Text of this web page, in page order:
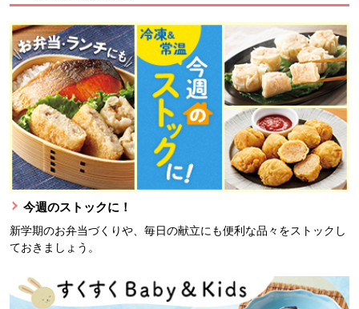
今週のストックに！
新学期のお弁当づくりや、毎日の献立にも便利な品々をストックし
ておきましょう。